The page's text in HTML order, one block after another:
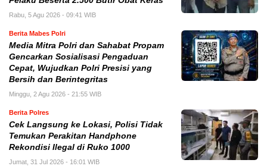
Rabu, 5 Agu 2026 - 09:41 WIB
Berita Mabes Polri
Media Mitra Polri dan Sahabat Propam
Gencarkan Sosialisasi Pengaduan
Cepat, Wujudkan Polri Presisi yang
Bersih dan Berintegritas
Minggu, 2 Agu 2026 - 21:55 WIB
Berita Polres
Cek Langsung ke Lokasi, Polisi Tidak
Temukan Perakitan Handphone
Rekondisi Ilegal di Ruko 1000
Jumat, 31 Jul 2026 - 16:01 WIB